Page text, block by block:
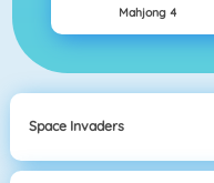
Mahjong 4
Space Invaders